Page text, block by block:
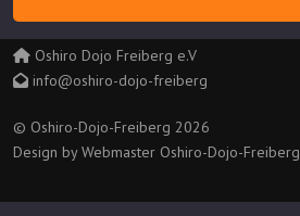
Oshiro Dojo Freiberg e.V
info@oshiro-dojo-freiberg
© Oshiro-Dojo-Freiberg 2026
Design by Webmaster Oshiro-Dojo-Freiberg